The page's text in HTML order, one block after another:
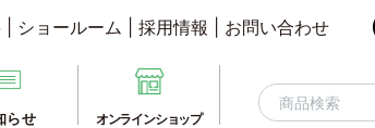
ショールーム 採用情報 お問い合わせ
らせ オンラインショップ